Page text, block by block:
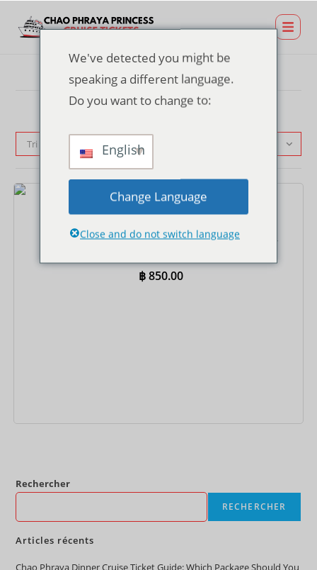
Tri par défaut
Billet pour la croisière SUNSET à l'Asiatique Pier –
฿850.00
Rechercher
RECHERCHER
Articles récents
Chao Phraya Dinner Cruise Ticket Guide: Which Package Should You
We've detected you might be
speaking a different language.
Do you want to change to:
English
Change Language
Close and do not switch language